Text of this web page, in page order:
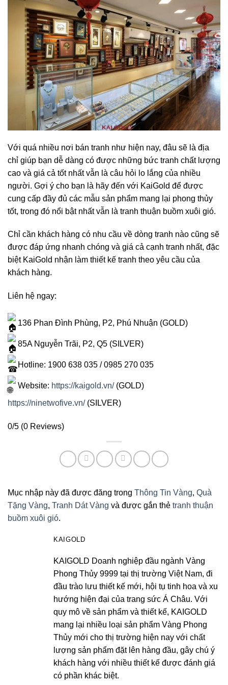
Với quá nhiều nơi bán tranh như hiện nay, đâu sẽ là địa
chỉ giúp bạn dễ dàng có được những bức tranh chất lượng
cao và giá cả tốt nhất vẫn là câu hỏi lo lắng của nhiều
người. Gợi ý cho bạn là hãy đến với KaiGold để được
cung cấp đầy đủ các mẫu sản phẩm mang lại phong thủy
tốt, trong đó nổi bật nhất vẫn là tranh thuận buồm xuôi gió.
Chỉ cần khách hàng có nhu cầu về dòng tranh nào cũng sẽ
được đáp ứng nhanh chóng và giá cả cạnh tranh nhất, đặc
biệt KaiGold nhận làm thiết kế tranh theo yêu cầu của
khách hàng.
Liên hệ ngay:
136 Phan Đình Phùng, P2, Phú Nhuận (GOLD)
85A Nguyễn Trãi, P2, Q5 (SILVER)
Hotline: 1900 638 035 / 0985 270 035
Website: https://kaigold.vn/(GOLD)
https://ninetwofive.vn/(SILVER)
0/5 (0 Reviews)
Mục nhập này đã được đăng trong Thông Tin Vàng, Quà
Tặng Vàng, Tranh Dát Vàng và được gắn thẻ tranh thuận
buồm xuôi gió.
KAIGOLD
KAIGOLD Doanh nghiệp đầu ngành Vàng
Phong Thủy 9999 tại thị trường Việt Nam, đi
đầu trào lưu thiết kế mới, hội tụ tinh hoa và xu
hướng hiện đại của trang sức Á Châu. Với
quy mô về sản phẩm và thiết kế, KAIGOLD
mang lại nhiều loại sản phẩm Vàng Phong
Thủy mới cho thị trường hiện nay với chất
lượng sản phẩm đặt lên hàng đầu, gây chú ý
khách hàng với nhiều thiết kế được đánh giá
có phần khác biệt.